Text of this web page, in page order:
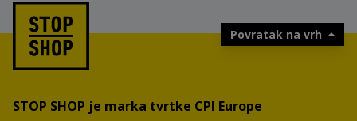
Povratak na vrh
STOP SHOP je marka tvrtke CPI Europe